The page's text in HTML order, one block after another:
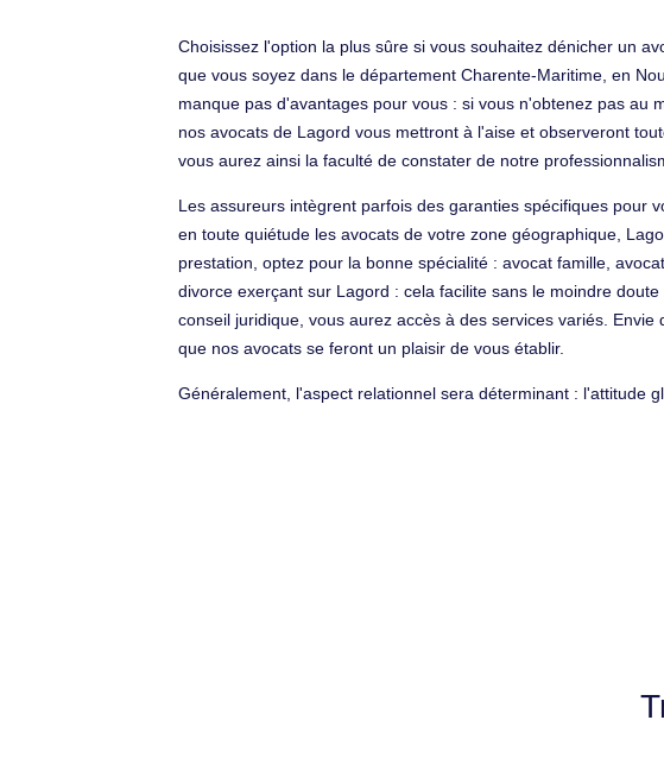
Choisissez l'option la plus sûre si vous souhaitez dénicher un
que vous soyez dans le département Charente-Maritime, en
manque pas d'avantages pour vous : si vous n'obtenez pas au
nos avocats de Lagord vous mettront à l'aise et observeront
vous aurez ainsi la faculté de constater de notre
Les assureurs intègrent parfois des garanties spécifiques pour
en toute quiétude les avocats de votre zone géographique,
prestation, optez pour la bonne spécialité : avocat famille,
divorce exerçant sur Lagord : cela facilite sans le moindre
conseil juridique, vous aurez accès à des services variés.
que nos avocats se feront un plaisir de vous établir.
Généralement, l'aspect relationnel sera déterminant : l'attitude